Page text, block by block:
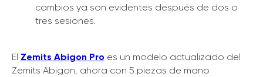
cambios ya son evidentes después de dos o
tres sesiones.
El Zemits Abigon Pro es un modelo actualizado del
Zemits Abigon, ahora con 5 piezas de mano